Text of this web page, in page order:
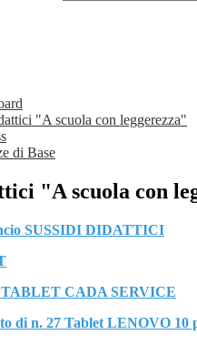
"A scuola con leggerezza"
di Base
"A scuola con
SUSSIDI DIDATTICI
TABLET CADA SERVICE
di n. 27 Tablet LENOVO 10